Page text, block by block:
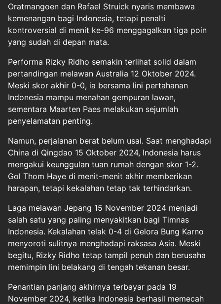
Oratmangoen dan Rafael Struick nyaris membawa
kemenangan bagi Indonesia, tetapi penalti
kontroversial di menit ke-96 menggagalkan tiga poin
yang sudah di depan mata.
Performa Rizky Ridho semakin terlihat solid dalam
pertandingan melawan Australia 12 Oktober 2024.
Meski skor akhir 0-0, ia bersama lini pertahanan
Indonesia mampu menahan gempuran lawan,
sementara Maarten Paes melakukan sejumlah
penyelamatan penting.
Namun, perjalanan berat belum usai. Saat menghadapi
China di Qingdao 15 Oktober 2024, Indonesia harus
mengakui keunggulan tuan rumah dengan skor 1-2.
Gol Thom Haye di menit-menit akhir memberikan
harapan, tetapi kekalahan tetap tak terhindarkan.
Laga melawan Jepang 15 November 2024 menjadi
salah satu yang paling menyakitkan bagi Timnas
Indonesia. Kekalahan telak 0-4 di Gelora Bung Karno
menyoroti sulitnya menghadapi raksasa Asia. Meski
begitu, Rizky Ridho tetap tampil penuh dan berusaha
memimpin lini belakang di tengah tekanan besar.
Penantian panjang akhirnya terbayar pada 19
November 2024, ketika Indonesia berhasil memecah